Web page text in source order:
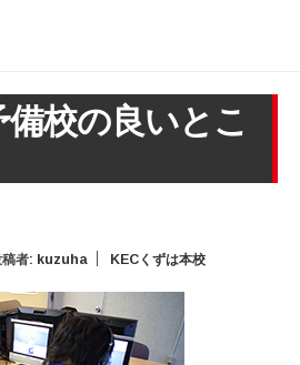
備校の良いとこ
者: kuzuha KECくずは本校